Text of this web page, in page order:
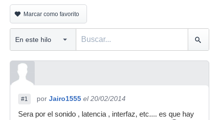
Marcar como favorito
#1 por Jairo1555 el 20/02/2014
Sera por el sonido , latencia , interfaz, etc.... es que hay